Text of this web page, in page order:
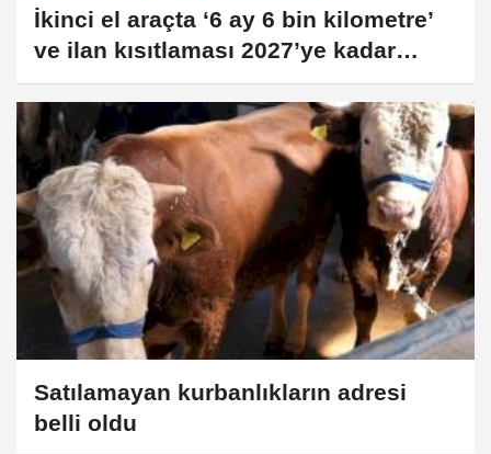
İkinci el araçta ‘6 ay 6 bin kilometre’
ve ilan kısıtlaması 2027’ye kadar
uzatıldı
Satılamayan kurbanlıkların adresi
belli oldu